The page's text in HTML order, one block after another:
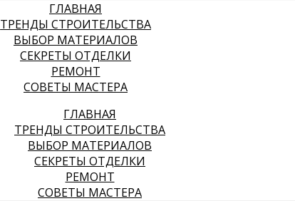
ГЛАВНАЯ
ТРЕНДЫ СТРОИТЕЛЬСТВА
ВЫБОР МАТЕРИАЛОВ
СЕКРЕТЫ ОТДЕЛКИ
РЕМОНТ
СОВЕТЫ МАСТЕРА
ГЛАВНАЯ
ТРЕНДЫ СТРОИТЕЛЬСТВА
ВЫБОР МАТЕРИАЛОВ
СЕКРЕТЫ ОТДЕЛКИ
РЕМОНТ
СОВЕТЫ МАСТЕРА